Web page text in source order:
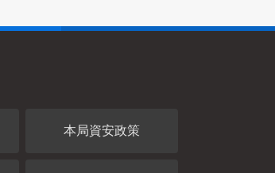
本局資安政策